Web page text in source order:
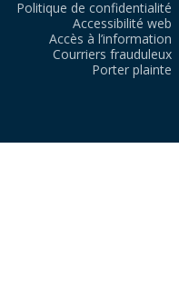
Politique de confidentialité
Accessibilité web
Accès à l’information
Courriers frauduleux
Porter plainte